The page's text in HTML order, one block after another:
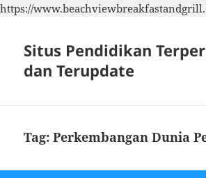
https://
Situs Pendidikan
dan Terupdate
Tag:Perkembangan Dunia